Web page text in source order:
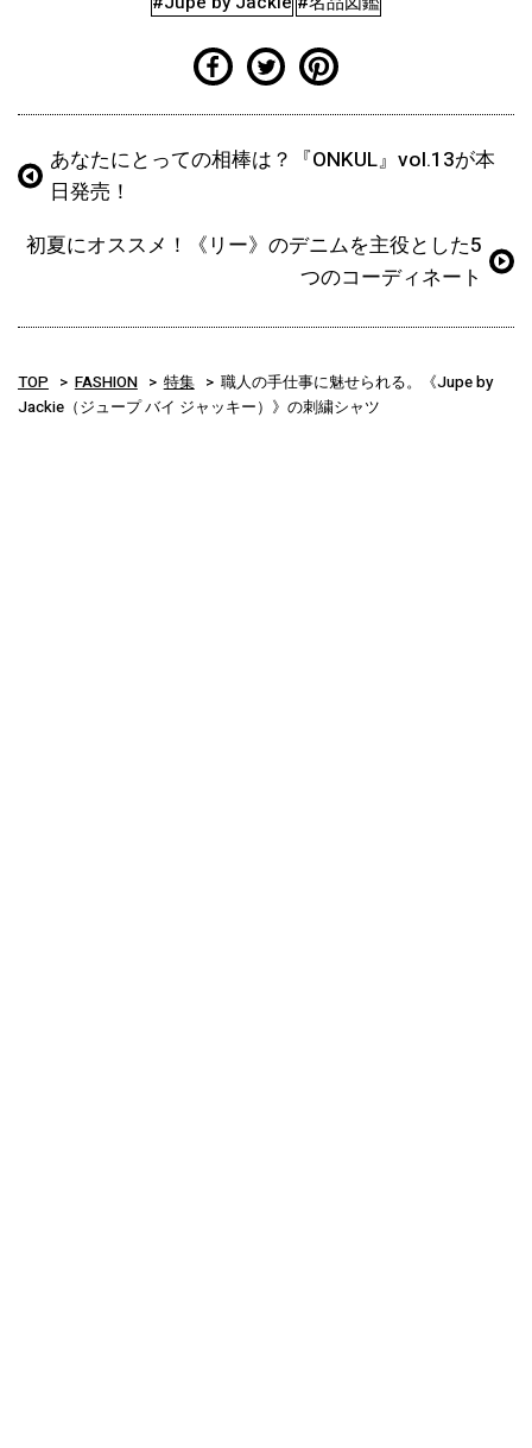
あなたにとっての相棒は？『ONKUL』vol.13が本
日発売！
初夏にオススメ！《リー》のデニムを主役とした5
つのコーディネート
TOP FASHION 特集
職人の手仕事に魅せられる。《Jupe by
Jackie（ジュープ バイ ジャッキー）》の刺繍シャツ